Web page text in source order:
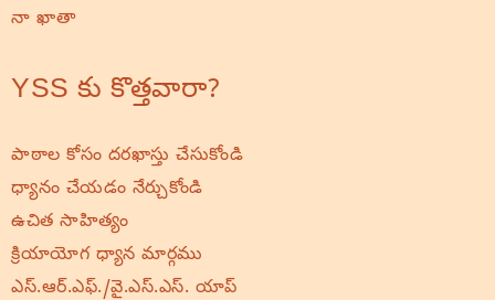
నా ఖాతా
YSS కు కొత్తవారా?
పాఠాల కోసం దరఖాస్తు చేసుకోండి
ధ్యానం చేయడం నేర్చుకోండి
ఉచిత సాహిత్యం
క్రియాయోగ ధ్యాన మార్గము
ఎస్.ఆర్.ఎఫ్./వై.ఎస్.ఎస్. యాప్